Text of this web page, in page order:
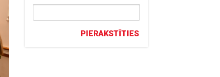
PIERAKSTĪTIES